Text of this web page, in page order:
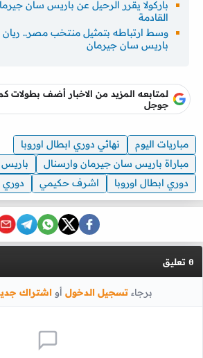
باركولا يقرر الرحيل عن باريس سان
القادمة
وسط ارتباطه بتمثيل منتخب مصر.. ريان
باريس سان جيرمان
لمتابعه المزيد من الاخبار أضف
جوجل
مباريات اليوم
نهائي دوري ابطال اوروبا
مباراة باريس سان جيرمان وارسنال
دوري ابطال اوروبا
اشرف حكيمي دوري
0 تعليق
برجاءتسجيل الدخول أواشتراك